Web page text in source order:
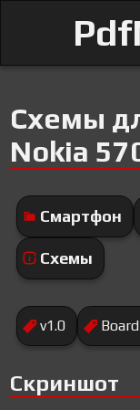
Схемы
Nokia
Смартфон
Схемы
v1.0
Скриншот